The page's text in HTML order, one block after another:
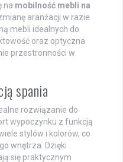
na mobilność mebli na
aranżacji w razie
mebli idealnych do
oraz optyczna
przestronności w
spania
rozwiązanie do
wypoczynku z funkcją
stylów i kolorów, co
wnętrza. Dzięki
się praktycznym